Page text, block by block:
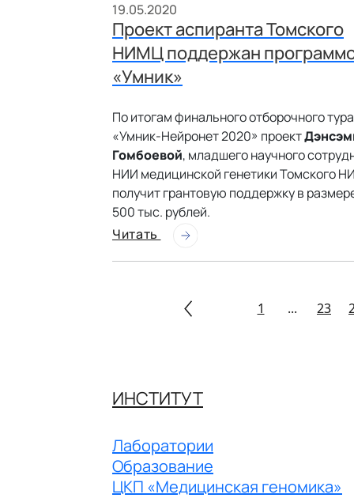
19.05.2020
Проект аспиранта Томского
НИМЦ поддержан
«Умник»
По итогам финального отборочного тура
«Умник-Нейронет 2020» проект
Гомбоевой, младшего научного
НИИ медицинской генетики Томского
получит грантовую поддержку в
500 тыс. рублей.
Читать
1 ... 23
ИНСТИТУТ
Лаборатории
Образование
ЦКП «Медицинская геномика»